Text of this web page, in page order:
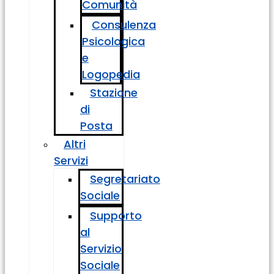
Comunità
Consulenza
Psicologica
e
Logopedia
Stazione
di
Posta
Altri
Servizi
Segretariato
Sociale
Supporto
al
Servizio
Sociale